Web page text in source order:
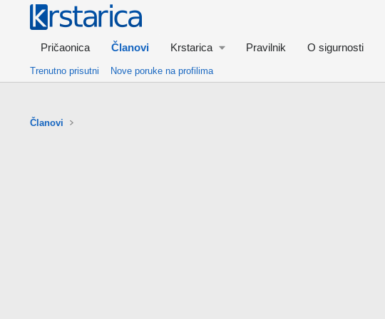
Pričaonica Članovi Krstarica Pravilnik O sigurnosti
Trenutno prisutni Nove poruke na profilima
Članovi